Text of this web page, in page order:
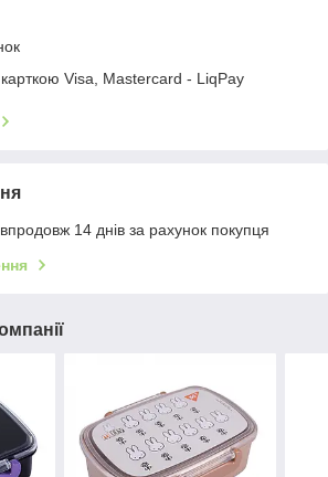
Visa, Mastercard - LiqPay
14 днів за рахунок покупця